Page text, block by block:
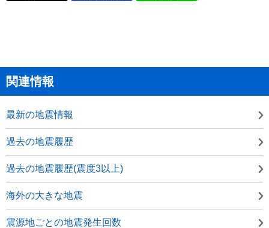
関連情報
最新の地震情報
過去の地震履歴
過去の地震履歴(震度3以上)
海外の大きな地震
震源地ごとの地震発生回数